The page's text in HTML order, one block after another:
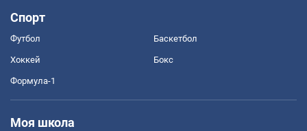
Спорт
Футбол Баскетбол
Хоккей Бокс
Формула-1
Моя школа